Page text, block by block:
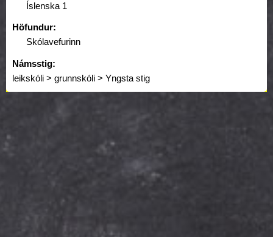
Íslenska 1
Höfundur:
Skólavefurinn
Námsstig:
leikskóli > grunnskóli > Yngsta stig